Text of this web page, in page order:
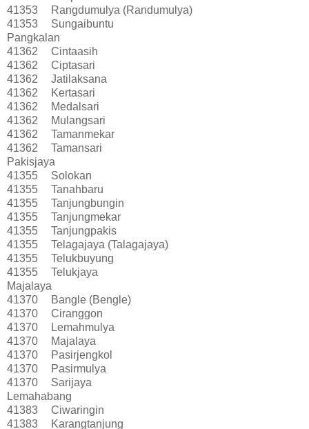
41353
Rangdumulya (Randumulya)
41353
Sungaibuntu
Pangkalan
41362
Cintaasih
41362
Ciptasari
41362
Jatilaksana
41362
Kertasari
41362
Medalsari
41362
Mulangsari
41362
Tamanmekar
41362
Tamansari
Pakisjaya
41355
Solokan
41355
Tanahbaru
41355
Tanjungbungin
41355
Tanjungmekar
41355
Tanjungpakis
41355
Telagajaya (Talagajaya)
41355
Telukbuyung
41355
Telukjaya
Majalaya
41370
Bangle (Bengle)
41370
Ciranggon
41370
Lemahmulya
41370
Majalaya
41370
Pasirjengkol
41370
Pasirmulya
41370
Sarijaya
Lemahabang
41383
Ciwaringin
41383
Karangtanjung